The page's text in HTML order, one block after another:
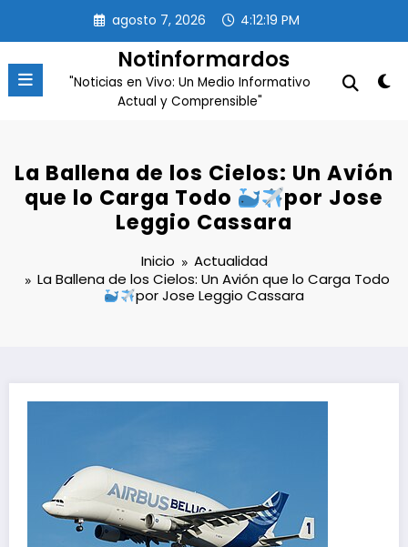
contenido
agosto 7, 2026 4:12:20 PM
Notinformardos
"Noticias en Vivo: Un Medio Informativo
Actual y Comprensible"
La Ballena de los Cielos: Un Avión
que lo Carga Todo
por Jose
Leggio Cassara
Inicio
Actualidad
La Ballena de los Cielos: Un Avión que lo Carga Todo
por Jose Leggio Cassara